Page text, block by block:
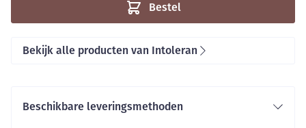
Bestel
Bekijk alle producten van Intoleran
Beschikbare leveringsmethoden